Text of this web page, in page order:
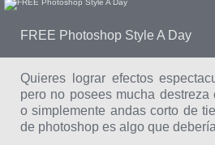
FREE Photoshop Style A Day
Quieres lograr efectos
pero no posees mucha destreza
o simplemente andas corto de
de photoshop es algo que